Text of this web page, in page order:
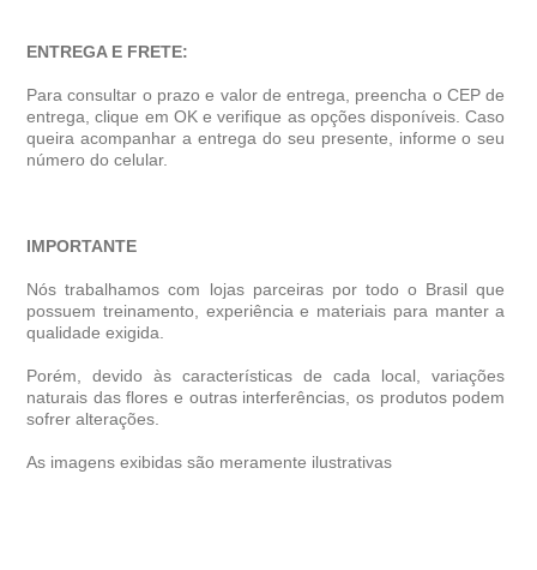
ENTREGA E FRETE:
Para consultar o prazo e valor de entrega, preencha o CEP de
entrega, clique em OK e verifique as opções disponíveis. Caso
queira acompanhar a entrega do seu presente, informe o seu
número do celular.
IMPORTANTE
Nós trabalhamos com lojas parceiras por todo o Brasil que
possuem treinamento, experiência e materiais para manter a
qualidade exigida.
Porém, devido às características de cada local, variações
naturais das flores e outras interferências, os produtos podem
sofrer alterações.
As imagens exibidas são meramente ilustrativas